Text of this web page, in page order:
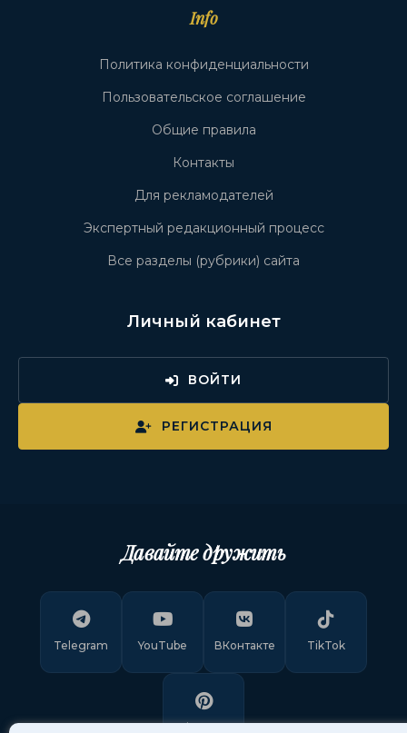
Info
Политика конфиденциальности
Пользовательское соглашение
Общие правила
Контакты
Для рекламодателей
Экспертный редакционный процесс
Все разделы (рубрики) сайта
Личный кабинет
ВОЙТИ
РЕГИСТРАЦИЯ
Давайте дружить
Telegram YouTube ВКонтакте TikTok
Pinterest